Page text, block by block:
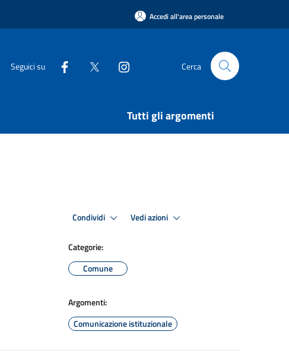
Accedi all'area personale
Seguici su Cerca
Tutti gli argomenti
Condividi Vedi azioni
Categorie:
Comune
Argomenti:
Comunicazione istituzionale